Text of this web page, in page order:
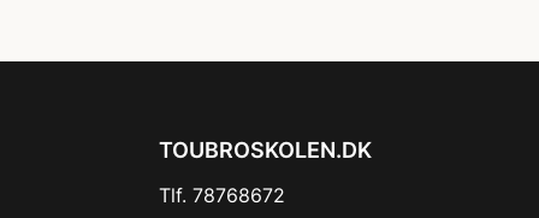
TOUBROSKOLEN.DK
Tlf. 78768672